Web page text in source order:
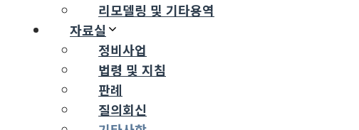
리모델링 및 기타용역
자료실
정비사업
법령 및 지침
판례
질의회신